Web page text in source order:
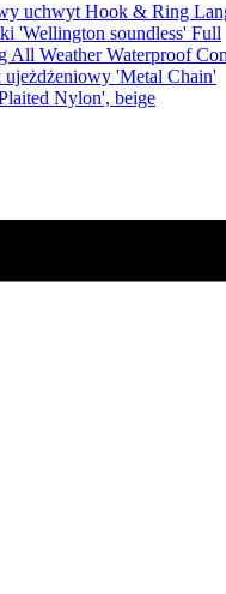
uchwyt Hook & Ring
'Wellington soundless' Full
All Weather Waterproof
'Metal Chain'
Nylon', beige